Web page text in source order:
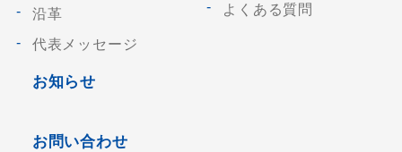
沿革
代表メッセージ
お知らせ
よくある質問
お問い合わせ